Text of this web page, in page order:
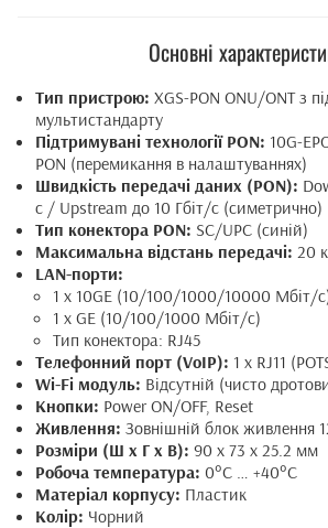
Основні
Тип пристрою: XGS-PON ONU/ONT з
мультистандарту
Підтримувані технології PON: 10G-
PON (перемикання в налаштуваннях)
Швидкість передачі даних (PON):
с / Upstream до 10 Гбіт/с (симетрично)
Тип конектора PON: SC/UPC (синій)
Максимальна відстань передачі: 20
LAN-порти:
1 x 10GE (10/100/1000/10000 Мбіт/
1 x GE (10/100/1000 Мбіт/с)
Тип конектора: RJ45
Телефонний порт (VoIP): 1 x RJ11
Wi-Fi модуль: Відсутній (чисто
Кнопки: Power ON/OFF, Reset
Живлення: Зовнішній блок живлення
Розміри (Ш x Г x В): 90 x 73 x 25.2 мм
Робоча температура: 0°C … +40°C
Матеріал корпусу: Пластик
Колір: Чорний